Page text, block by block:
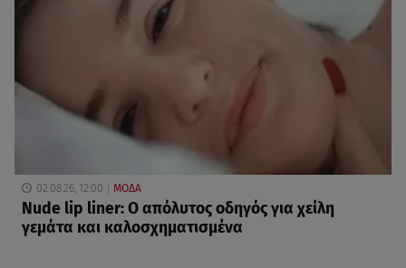
02.08.26, 12:00 ΜΟΔΑ
Nude lip liner: Ο απόλυτος οδηγός για χείλη
γεμάτα και καλοσχηματισμένα